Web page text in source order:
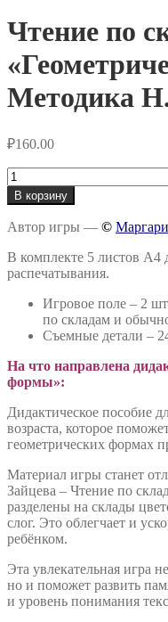
Чтение по
Методика
₽160.00
Количество
товара
Чтение
по
складам
«Геометрические
формы»
Н.Зайцева
В корзину
Автор игры — ©
В комплекте 5 листов
распечатывания.
Игровое поле – 2
по складам и
Съемные детали –
На что направлена
формы»:
Дидактическое пособие
возраста, которое
геометрических формах
Материал игры станет
Зайцева – Чтение по
разделены на склады
слог. Это облегчает и
ребёнком.
Эта увлекательная игра
но и поможет развить
и уровень понимания